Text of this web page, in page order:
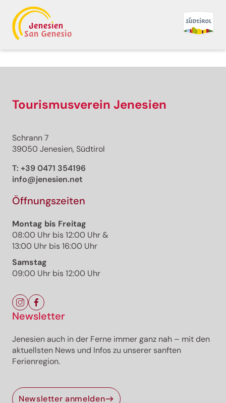
Tourismusverein Jenesien
Schrann 7
39050 Jenesien, Südtirol
T: +39 0471 354196
info@jenesien.net
Öffnungszeiten
Montag bis Freitag
08:00 Uhr bis 12:00 Uhr &
13:00 Uhr bis 16:00 Uhr
Samstag
09:00 Uhr bis 12:00 Uhr
Newsletter
Jenesien auch in der Ferne immer ganz nah – mit den
aktuellsten News und Infos zu unserer sanften
Ferienregion.
Newsletter anmelden
Jenesien-Newsletter